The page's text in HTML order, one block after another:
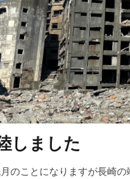
しました
のことになりますが長崎